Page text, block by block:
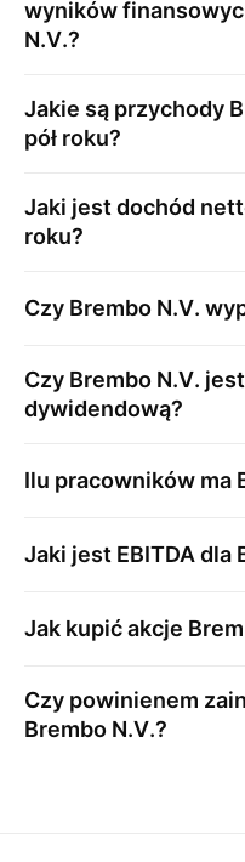
wyników
N.V.?
Jakie są przychody
pół roku?
Jaki jest dochód
roku?
Czy Brembo N.V.
Czy Brembo N.V.
dywidendową?
Ilu pracowników ma
Jaki jest EBITDA dla
Jak kupić akcje
Czy powinienem
Brembo N.V.?